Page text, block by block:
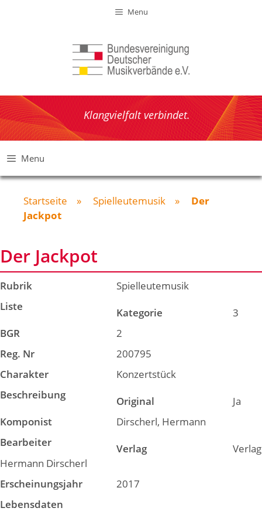
Menu
Klangvielfalt verbindet.
Menu
Startseite » Spielleutemusik » Der
Jackpot
Der Jackpot
Rubrik
Spielleutemusik
Liste
Kategorie
3
BGR
2
Reg. Nr
200795
Charakter
Konzertstück
Beschreibung
Original
Ja
Komponist
Dirscherl, Hermann
Bearbeiter
Verlag
Verlag
Hermann Dirscherl
Erscheinungsjahr
2017
Lebensdaten